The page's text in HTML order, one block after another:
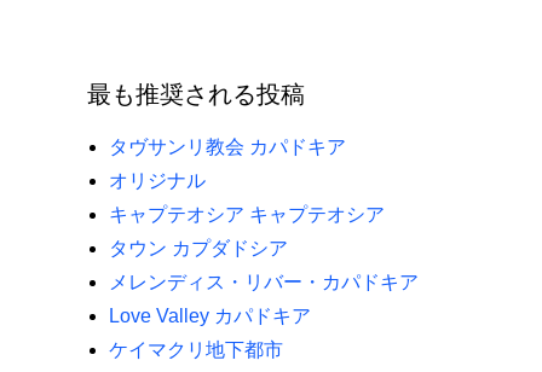
最も推奨される投稿
タヴサンリ教会 カパドキア
オリジナル
キャプテオシア キャプテオシア
タウン カプダドシア
メレンディス・リバー・カパドキア
Love Valley カパドキア
ケイマクリ地下都市